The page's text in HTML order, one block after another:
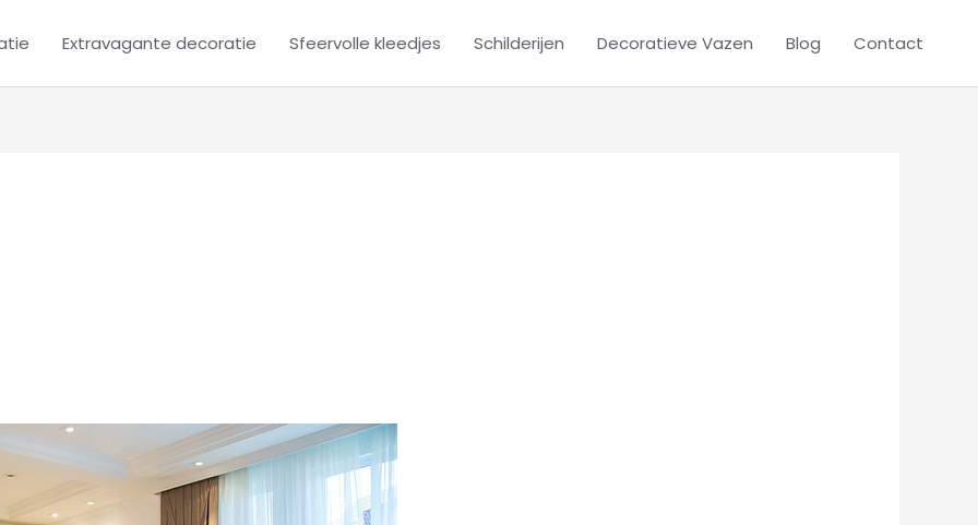
Extravagante decoratie Sfeervolle kleedjes Schilderijen Decoratieve Vazen Blog Contact